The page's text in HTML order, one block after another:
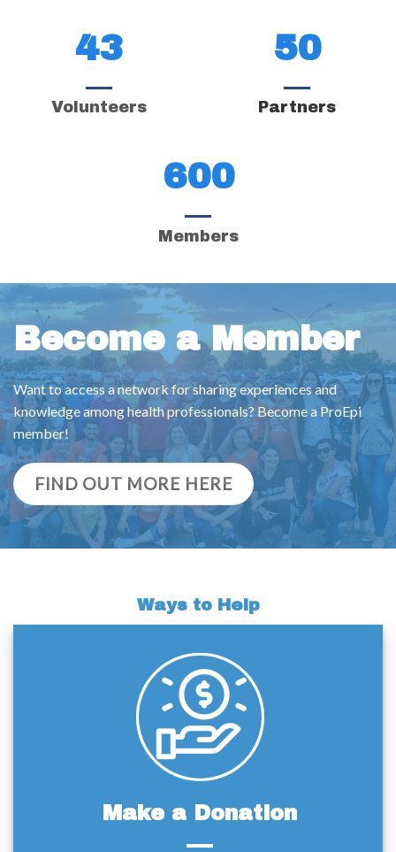
43
Volunteers
50
Partners
600
Members
Become a Member
Want to access a network for sharing experiences and
knowledge among health professionals? Become a ProEpi
member!
FIND OUT MORE HERE
Ways to Help
Make a Donation